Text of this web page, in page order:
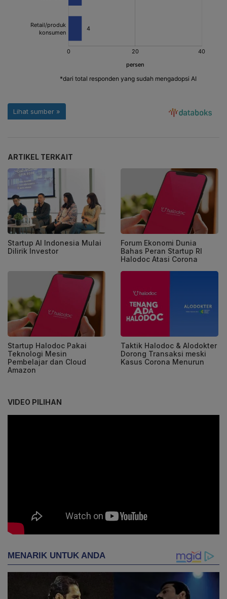
ARTIKEL TERKAIT
Startup AI Indonesia Mulai
Dilirik Investor
Forum Ekonomi Dunia
Bahas Peran Startup RI
Halodoc Atasi Corona
Startup Halodoc Pakai
Teknologi Mesin
Pembelajar dan Cloud
Amazon
Taktik Halodoc & Alodokter
Dorong Transaksi meski
Kasus Corona Menurun
VIDEO PILIHAN